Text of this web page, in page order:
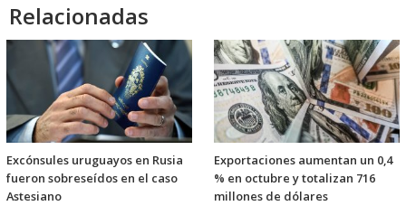
Relacionadas
Excónsules uruguayos en Rusia
fueron sobreseídos en el caso
Astesiano
Exportaciones aumentan un 0,4
% en octubre y totalizan 716
millones de dólares